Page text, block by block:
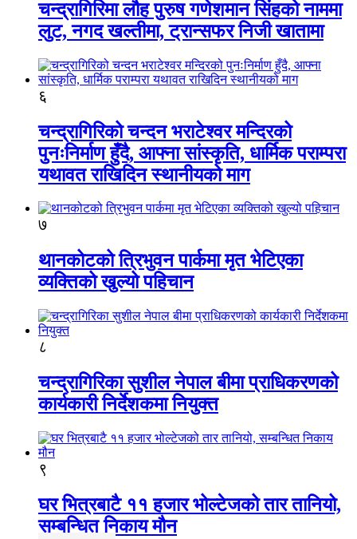
चन्द्रागिरिमा लौह पुरुष गणेशमान सिंहको नाममा
लुट, नगद खल्तीमा, ट्रान्सफर निजी खातामा
६
चन्द्रागिरिको चन्दन भराटेश्वर मन्दिरको
पुनःनिर्माण हुँदै, आफ्ना सांस्कृति, धार्मिक पराम्परा
यथावत राखिदिन स्थानीयको माग
७
थानकोटको त्रिभुवन पार्कमा मृत भेटिएका
व्यक्तिको खुल्यो पहिचान
८
चन्द्रागिरिका सुशील नेपाल बीमा प्राधिकरणको
कार्यकारी निर्देशकमा नियुक्त
९
घर भित्रबाटै ११ हजार भोल्टेजको तार तानियो,
सम्बन्धित निकाय मौन